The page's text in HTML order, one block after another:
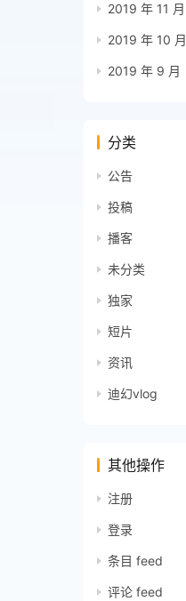
2019 年 11 月
2019 年 10 月
2019 年 9 月
分类
公告
投稿
播客
未分类
独家
短片
资讯
迪幻vlog
其他操作
注册
登录
条目 feed
评论 feed